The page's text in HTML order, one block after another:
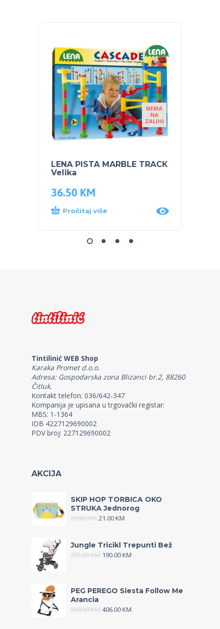
NEMA
NA
ZALIHI
LENA PISTA MARBLE TRACK
Velika
36.50 KM
Pročitaj više
Tintilinić WEB Shop
Karaka Promet d.o.o.
Adresa: Gospodarska zona Blizanci br.2, 88260
Čitluk.
Kontakt telefon: 036/642-347
Kompanija je upisana u trgovački registar:
MBS: 1-1364
IDB 4227129690002
PDV broj: 227129690002
AKCIJA
SKIP HOP TORBICA OKO
STRUKA Jednorog
29.90KM 21.00KM
Jungle Tricikl Trepunti Bež
235.00KM 190.00KM
PEG PEREGO Siesta Follow Me
Arancia
508.00KM 406.00KM